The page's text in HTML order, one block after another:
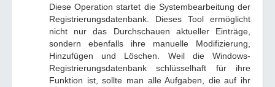
Diese Operation startet die Systembearbeitung der
Registrierungsdatenbank. Dieses Tool ermöglicht
nicht nur das Durchschauen aktueller Einträge,
sondern ebenfalls ihre manuelle Modifizierung,
Hinzufügen und Löschen. Weil die Windows-
Registrierungsdatenbank schlüsselhaft für ihre
Funktion ist, sollte man alle Aufgaben, die auf ihr